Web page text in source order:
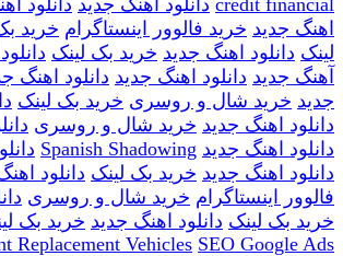
اهنگ جدید خرید فالوور اینستاگرام خرید
لینک دانلود اهنگ جدید خرید بک لینک
آهنگ جدید دانلود اهنگ جدید دانلود اهنگ
جدید خرید شال و روسری خرید بک لینک
دانلود اهنگ جدید خرید شال و روسری
دانلود اهنگ جدید Spanish Shadowing
دانلود اهنگ جدید خرید بک لینک دانلود
فالوور اینستاگرام خرید شال و روسری
خرید بک لینک دانلود اهنگ جدید خرید بک
Replacement Vehicles SEO Google Ads